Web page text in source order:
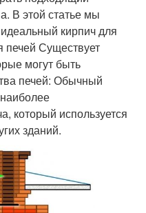
В этой статье мы
кирпич для
Существует
могут быть
печей: Обычный
который используется
зданий.